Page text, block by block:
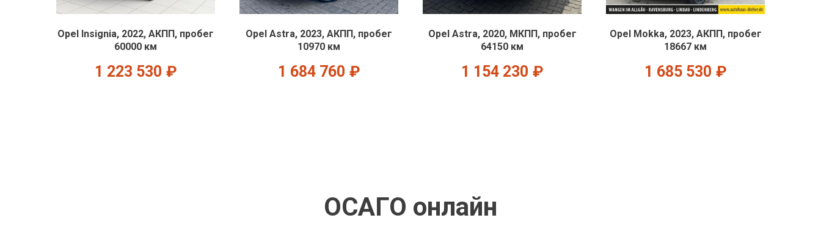
Opel Insignia, 2022, АКПП, пробег
60000 км
1 223 530 ₽
Opel Astra, 2023, АКПП, пробег
10970 км
1 684 760 ₽
Opel Astra, 2020, МКПП, пробег
64150 км
1 154 230 ₽
Opel Mokka, 2023, АКПП, пробег
18667 км
1 685 530 ₽
ОСАГО онлайн